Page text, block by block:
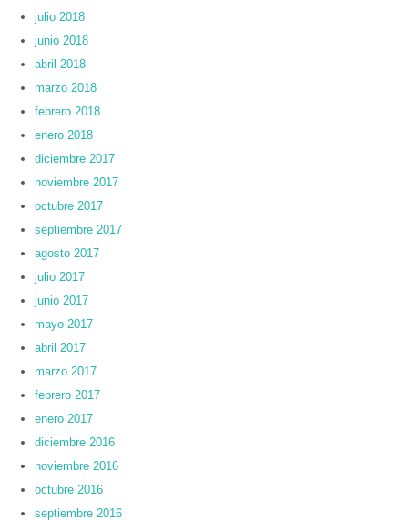
julio 2018
junio 2018
abril 2018
marzo 2018
febrero 2018
enero 2018
diciembre 2017
noviembre 2017
octubre 2017
septiembre 2017
agosto 2017
julio 2017
junio 2017
mayo 2017
abril 2017
marzo 2017
febrero 2017
enero 2017
diciembre 2016
noviembre 2016
octubre 2016
septiembre 2016